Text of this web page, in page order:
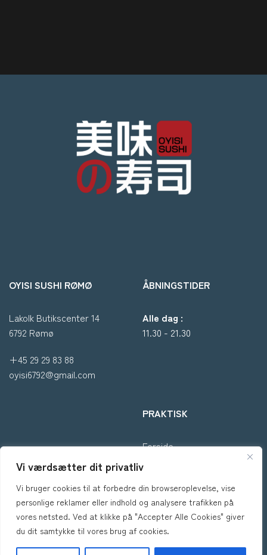
Vi værdsætter dit privatliv
Vi bruger cookies til at forbedre din browseroplevelse, vise
personlige reklamer eller indhold og analysere trafikken på
vores netsted. Ved at klikke på "Accepter Alle Cookies" giver
du dit samtykke til vores brug af cookies.
OYISI SUSHI RØMØ
Lakolk Butikscenter 14
6792 Rømø
+45 29 29 83 88
oyisi6792@gmail.com
ÅBNINGSTIDER
Alle dag :
11.30 - 21.30
PRAKTISK
Forside
Kontakt
Handelsbetingelser
Privatlivspolitik